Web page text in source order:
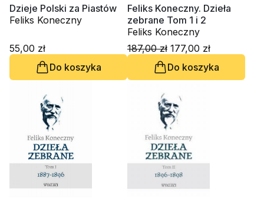
Dzieje Polski za Piastów
Feliks Koneczny
55,00 zł
Do koszyka
Feliks Koneczny. Dzieła
zebrane Tom 1 i 2
Feliks Koneczny
187,00 zł 177,00 zł
Do koszyka